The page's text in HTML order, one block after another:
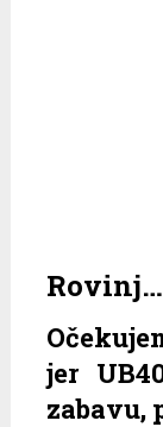
Rovinj…
jer
zabavu,